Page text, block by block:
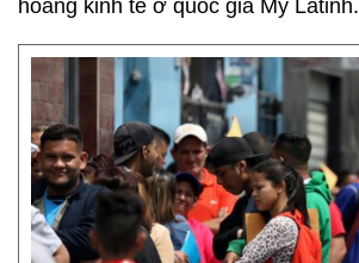
hoảng kinh tế ở quốc gia Mỹ Latinh.